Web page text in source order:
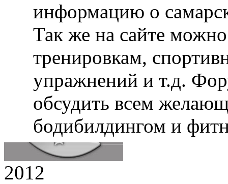
информацию о
Так же на сайте
тренировкам,
упражнений и т.д.
обсудить всем
бодибилдингом и
2012